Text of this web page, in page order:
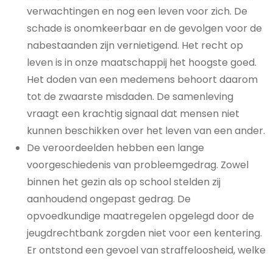
verwachtingen en nog een leven voor zich. De
schade is onomkeerbaar en de gevolgen voor de
nabestaanden zijn vernietigend. Het recht op
leven is in onze maatschappij het hoogste goed.
Het doden van een medemens behoort daarom
tot de zwaarste misdaden. De samenleving
vraagt een krachtig signaal dat mensen niet
kunnen beschikken over het leven van een ander.
De veroordeelden hebben een lange
voorgeschiedenis van probleemgedrag. Zowel
binnen het gezin als op school stelden zij
aanhoudend ongepast gedrag. De
opvoedkundige maatregelen opgelegd door de
jeugdrechtbank zorgden niet voor een kentering.
Er ontstond een gevoel van straffeloosheid, welke